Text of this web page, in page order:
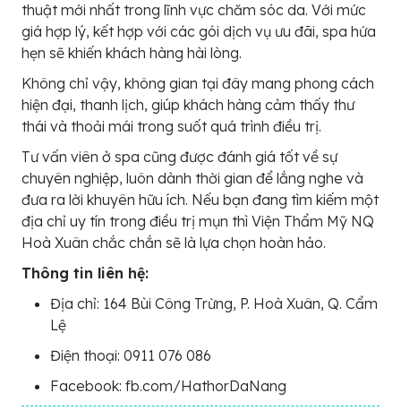
thuật mới nhất trong lĩnh vực chăm sóc da. Với mức
giá hợp lý, kết hợp với các gói dịch vụ ưu đãi, spa hứa
hẹn sẽ khiến khách hàng hài lòng.
Không chỉ vậy, không gian tại đây mang phong cách
hiện đại, thanh lịch, giúp khách hàng cảm thấy thư
thái và thoải mái trong suốt quá trình điều trị.
Tư vấn viên ở spa cũng được đánh giá tốt về sự
chuyên nghiệp, luôn dành thời gian để lắng nghe và
đưa ra lời khuyên hữu ích. Nếu bạn đang tìm kiếm một
địa chỉ uy tín trong điều trị mụn thì Viện Thẩm Mỹ NQ
Hoà Xuân chắc chắn sẽ là lựa chọn hoàn hảo.
Thông tin liên hệ:
Địa chỉ: 164 Bùi Công Trừng, P. Hoà Xuân, Q. Cẩm
Lệ
Điện thoại: 0911 076 086
Facebook: fb.com/HathorDaNang